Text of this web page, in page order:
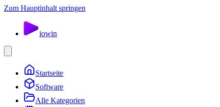
Zum Hauptinhalt springen
iowin
Startseite
Software
Alle Kategorien